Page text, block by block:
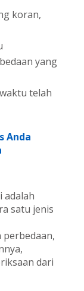
koran,
yang
telah
Anda
adalah
satu jenis
dari